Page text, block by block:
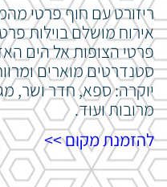
ריזורט עם חוף פרטי
אירוח מושלם בוילות
פרטי הצופות אל הים
סטנדרטים מוארים
יוקרה: ספא, חדר ושר,
מרובות ועוד.
להזמנת מקום >>